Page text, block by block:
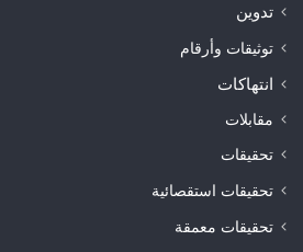
تدوين
توثيقات وأرقام
انتهاكات
مقابلات
تحقيقات
تحقيقات استقصائية
تحقيقات معمقة